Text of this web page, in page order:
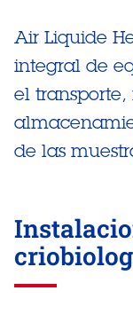
Air Liquide
integral de
el
de las